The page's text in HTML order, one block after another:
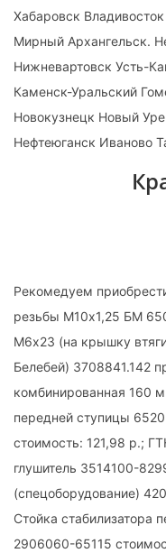
Хабаровск
Мирный Архангельск.
Нижневартовск Усть-
Каменск-Уральский
Новокузнецк Новый
Нефтеюганск Иваново
Рекомедуем
резьбы М10х1,25 БМ
М6х23 (на крышку
Белебей) 3708841.142
комбинированная 160
передней ступицы
стоимость: 121,98 р.;
глушитель 3514100-
(спецоборудование)
Стойка стабилизатора
2906060-65115